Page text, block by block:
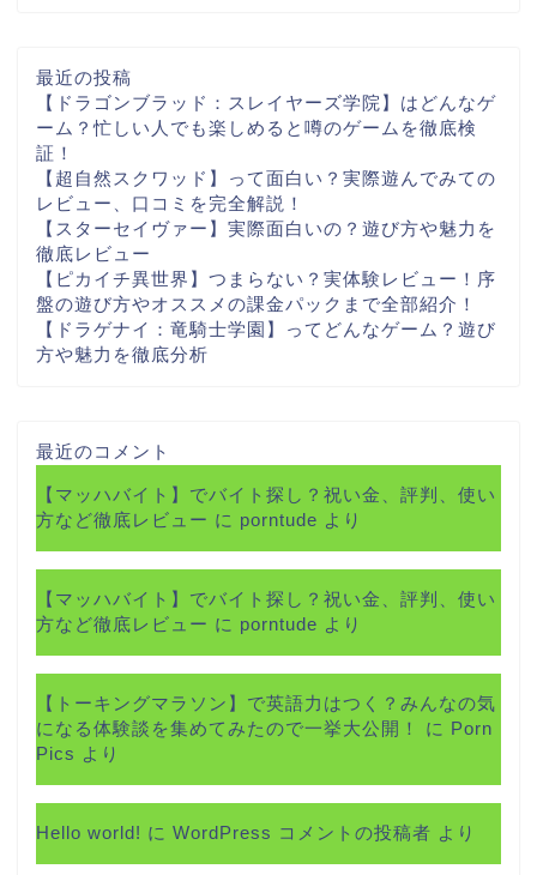
最近の投稿
【ドラゴンブラッド：スレイヤーズ学院】はどんなゲ
ーム？忙しい人でも楽しめると噂のゲームを徹底検
証！
【超自然スクワッド】って面白い？実際遊んでみての
レビュー、口コミを完全解説！
【スターセイヴァー】実際面白いの？遊び方や魅力を
徹底レビュー
【ピカイチ異世界】つまらない？実体験レビュー！序
盤の遊び方やオススメの課金パックまで全部紹介！
【ドラゲナイ：竜騎士学園】ってどんなゲーム？遊び
方や魅力を徹底分析
最近のコメント
【マッハバイト】でバイト探し？祝い金、評判、使い
方など徹底レビュー に porntude より
【マッハバイト】でバイト探し？祝い金、評判、使い
方など徹底レビュー に porntude より
【トーキングマラソン】で英語力はつく？みんなの気
になる体験談を集めてみたので一挙大公開！
に Porn
Pics より
Hello world! に WordPress コメントの投稿者 より